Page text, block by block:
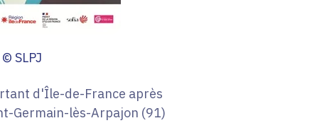
© SLPJ
d'Île-de-France après
Germain-lès-Arpajon (91)